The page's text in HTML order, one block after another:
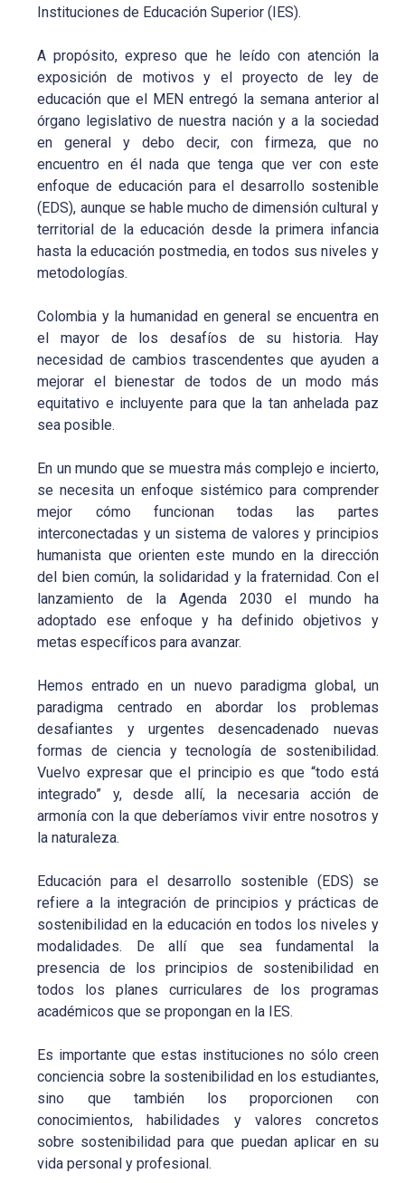
Instituciones de Educación Superior (IES).
A propósito, expreso que he leído con atención la
exposición de motivos y el proyecto de ley de
educación que el MEN entregó la semana anterior al
órgano legislativo de nuestra nación y a la sociedad
en general y debo decir, con firmeza, que no
encuentro en él nada que tenga que ver con este
enfoque de educación para el desarrollo sostenible
(EDS), aunque se hable mucho de dimensión cultural y
territorial de la educación desde la primera infancia
hasta la educación postmedia, en todos sus niveles y
metodologías.
Colombia y la humanidad en general se encuentra en
el mayor de los desafíos de su historia. Hay
necesidad de cambios trascendentes que ayuden a
mejorar el bienestar de todos de un modo más
equitativo e incluyente para que la tan anhelada paz
sea posible.
En un mundo que se muestra más complejo e incierto,
se necesita un enfoque sistémico para comprender
mejor cómo funcionan todas las partes
interconectadas y un sistema de valores y principios
humanista que orienten este mundo en la dirección
del bien común, la solidaridad y la fraternidad. Con el
lanzamiento de la Agenda 2030 el mundo ha
adoptado ese enfoque y ha definido objetivos y
metas específicos para avanzar.
Hemos entrado en un nuevo paradigma global, un
paradigma centrado en abordar los problemas
desafiantes y urgentes desencadenado nuevas
formas de ciencia y tecnología de sostenibilidad.
Vuelvo expresar que el principio es que “todo está
integrado” y, desde allí, la necesaria acción de
armonía con la que deberíamos vivir entre nosotros y
la naturaleza.
Educación para el desarrollo sostenible (EDS) se
refiere a la integración de principios y prácticas de
sostenibilidad en la educación en todos los niveles y
modalidades. De allí que sea fundamental la
presencia de los principios de sostenibilidad en
todos los planes curriculares de los programas
académicos que se propongan en la IES.
Es importante que estas instituciones no sólo creen
conciencia sobre la sostenibilidad en los estudiantes,
sino que también los proporcionen con
conocimientos, habilidades y valores concretos
sobre sostenibilidad para que puedan aplicar en su
vida personal y profesional.